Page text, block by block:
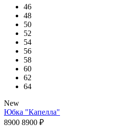
46
48
50
52
54
56
58
60
62
64
New
Юбка "Капелла"
8900 8900 ₽